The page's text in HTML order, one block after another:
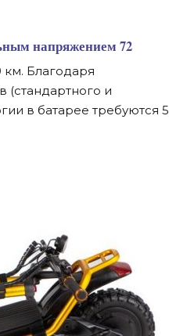
напряжением 72
км. Благодаря
(стандартного и
в батарее требуются 5